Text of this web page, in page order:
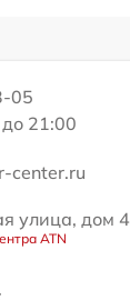
05
21:00
center.ru
улица, дом 4
ATN